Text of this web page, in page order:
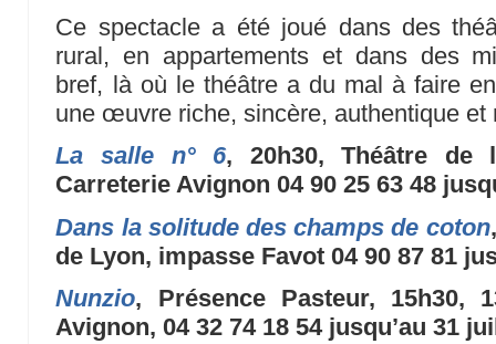
Ce spectacle a été joué dans des
rural, en appartements et dans des
bref, là où le théâtre a du mal à faire
une œuvre riche, sincère, authentique et
La salle n° 6, 20h30, Théâtre de
Carreterie Avignon 04 90 25 63 48
Dans la solitude des champs de coton
de Lyon, impasse Favot 04 90 87 81
Nunzio, Présence Pasteur, 15h30,
Avignon, 04 32 74 18 54 jusqu’au 31